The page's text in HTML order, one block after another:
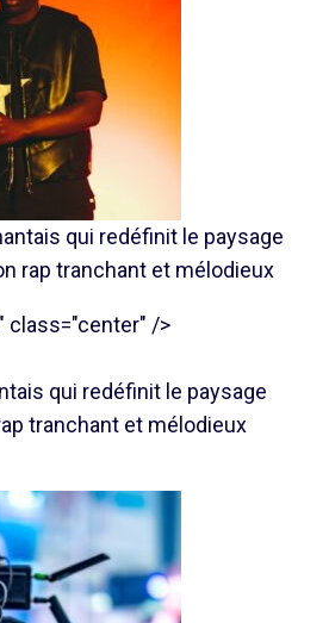
qui redéfinit le paysage
rap tranchant et mélodieux
class="center" />
qui redéfinit le paysage
tranchant et mélodieux